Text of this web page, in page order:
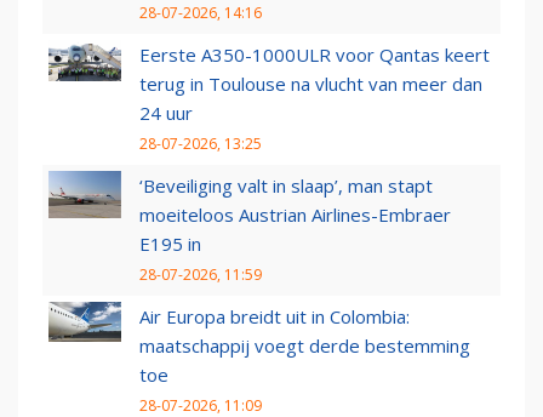
28-07-2026, 14:16
Eerste A350-1000ULR voor Qantas keert
terug in Toulouse na vlucht van meer dan
24 uur
28-07-2026, 13:25
‘Beveiliging valt in slaap’, man stapt
moeiteloos Austrian Airlines-Embraer
E195 in
28-07-2026, 11:59
Air Europa breidt uit in Colombia:
maatschappij voegt derde bestemming
toe
28-07-2026, 11:09